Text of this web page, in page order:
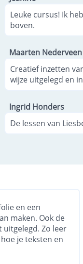
Leuke cursus! Ik
boven.
Maarten Nederveen
Creatief inzetten
wijze uitgelegd en
Ingrid Honders
De lessen van
en een
maken. Ook de
Zo leer
je teksten en